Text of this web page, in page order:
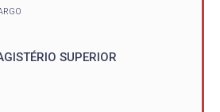
SUPERIOR